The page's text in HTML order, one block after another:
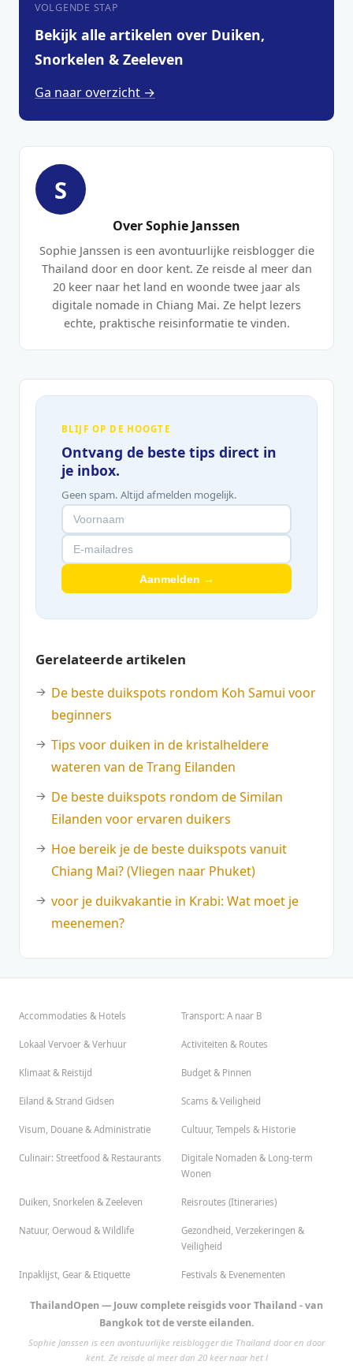
VOLGENDE STAP
Bekijk alle artikelen over Duiken,
Snorkelen & Zeeleven
Ga naar overzicht →
S
Over Sophie Janssen
Sophie Janssen is een avontuurlijke reisblogger die
Thailand door en door kent. Ze reisde al meer dan
20 keer naar het land en woonde twee jaar als
digitale nomade in Chiang Mai. Ze helpt lezers
echte, praktische reisinformatie te vinden.
BLIJF OP DE HOOGTE
Ontvang de beste tips direct in
je inbox.
Geen spam. Altijd afmelden mogelijk.
Aanmelden →
Gerelateerde artikelen
De beste duikspots rondom Koh Samui voor
beginners
Tips voor duiken in de kristalheldere
wateren van de Trang Eilanden
De beste duikspots rondom de Similan
Eilanden voor ervaren duikers
Hoe bereik je de beste duikspots vanuit
Chiang Mai? (Vliegen naar Phuket)
voor je duikvakantie in Krabi: Wat moet je
meenemen?
Accommodaties & Hotels Transport: A naar B
Lokaal Vervoer & Verhuur Activiteiten & Routes
Klimaat & Reistijd Budget & Pinnen
Eiland & Strand Gidsen Scams & Veiligheid
Visum, Douane & Administratie Cultuur, Tempels & Historie
Culinair: Streetfood & Restaurants
Digitale Nomaden & Long-term
Wonen
Duiken, Snorkelen & Zeeleven Reisroutes (Itineraries)
Natuur, Oerwoud & Wildlife
Gezondheid, Verzekeringen &
Veiligheid
Inpaklijst, Gear & Etiquette Festivals & Evenementen
ThailandOpen — Jouw complete reisgids voor Thailand - van
Bangkok tot de verste eilanden.
Sophie Janssen is een avontuurlijke reisblogger die Thailand door en door
kent. Ze reisde al meer dan 20 keer naar het l